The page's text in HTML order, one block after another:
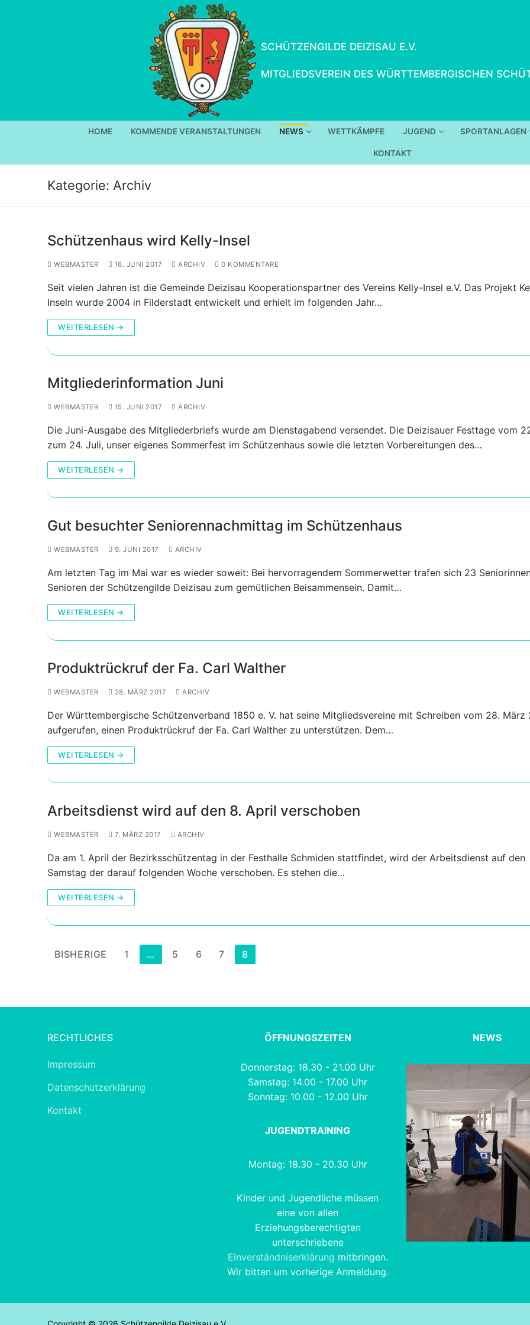
SCHÜTZENGILDE DEIZISAU E.V.
MITGLIEDSVEREIN DES WÜRTTEMBERGISCHEN
HOME KOMMENDE VERANSTALTUNGEN NEWS WETTKÄMPFE JUGEND SPORTANLAGEN
KONTAKT
Kategorie: Archiv
Schützenhaus wird Kelly-Insel
WEBMASTER 16. JUNI 2017 ARCHIV 0 KOMMENTARE
Seit vielen Jahren ist die Gemeinde Deizisau Kooperationspartner des Vereins Kelly-Insel e.V. Das Projekt
Inseln wurde 2004 in Filderstadt entwickelt und erhielt im folgenden Jahr…
WEITERLESEN →
Mitgliederinformation Juni
WEBMASTER 15. JUNI 2017 ARCHIV
Die Juni-Ausgabe des Mitgliederbriefs wurde am Dienstagabend versendet. Die Deizisauer Festtage vom
zum 24. Juli, unser eigenes Sommerfest im Schützenhaus sowie die letzten Vorbereitungen des…
WEITERLESEN →
Gut besuchter Seniorennachmittag im Schützenhaus
WEBMASTER 9. JUNI 2017 ARCHIV
Am letzten Tag im Mai war es wieder soweit: Bei hervorragendem Sommerwetter trafen sich 23
Senioren der Schützengilde Deizisau zum gemütlichen Beisammensein. Damit…
WEITERLESEN →
Produktrückruf der Fa. Carl Walther
WEBMASTER 28. MÄRZ 2017 ARCHIV
Der Württembergische Schützenverband 1850 e. V. hat seine Mitgliedsvereine mit Schreiben vom 28. März
aufgerufen, einen Produktrückruf der Fa. Carl Walther zu unterstützen. Dem…
WEITERLESEN →
Arbeitsdienst wird auf den 8. April verschoben
WEBMASTER 7. MÄRZ 2017 ARCHIV
Da am 1. April der Bezirksschützentag in der Festhalle Schmiden stattfindet, wird der Arbeitsdienst auf den
Samstag der darauf folgenden Woche verschoben. Es stehen die…
WEITERLESEN →
Seitennummerierung
BISHERIGE 1 … 5 6 7 8
RECHTLICHES
Impressum
Datenschutzerklärung
Kontakt
ÖFFNUNGSZEITEN
Donnerstag: 18.30 - 21.00 Uhr
Samstag: 14.00 - 17.00 Uhr
Sonntag: 10.00 - 12.00 Uhr
JUGENDTRAINING
Montag: 18.30 - 20.30 Uhr
Kinder und Jugendliche müssen
eine von allen
Erziehungsberechtigten
unterschriebene
Einverständniserklärung mitbringen.
Wir bitten um vorherige Anmeldung.
NEWS